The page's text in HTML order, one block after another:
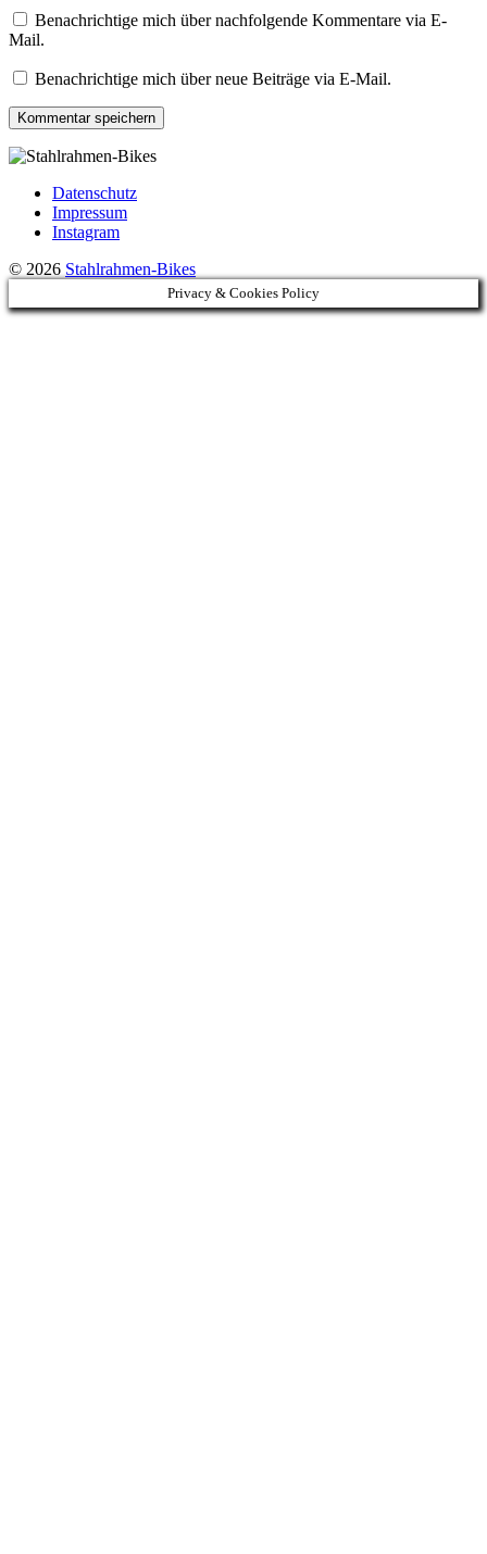
Benachrichtige mich über nachfolgende Kommentare via E-
Mail.
Benachrichtige mich über neue Beiträge via E-Mail.
Datenschutz
Impressum
Instagram
© 2026 Stahlrahmen-Bikes
Privacy & Cookies Policy